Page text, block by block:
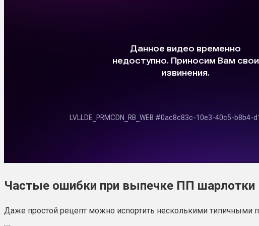
Частые ошибки при выпечке ПП шарлотки
Даже простой рецепт можно испортить несколькими типичными